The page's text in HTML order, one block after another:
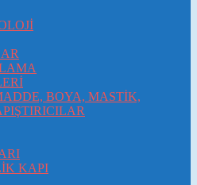
BOYA, MASTİK,
KAPI